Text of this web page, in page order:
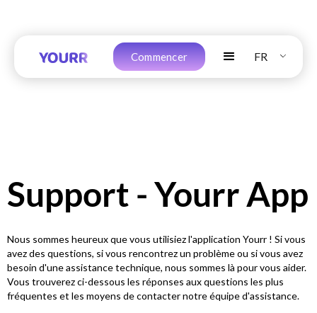
Commencer FR
Support - Yourr App
Nous sommes heureux que vous utilisiez l'application Yourr ! Si vous
avez des questions, si vous rencontrez un problème ou si vous avez
besoin d'une assistance technique, nous sommes là pour vous aider.
Vous trouverez ci-dessous les réponses aux questions les plus
fréquentes et les moyens de contacter notre équipe d'assistance.